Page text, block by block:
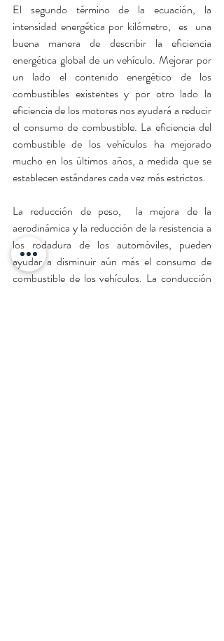
El segundo término de la ecuación, la
intensidad energética por kilómetro,  es  una
buena manera de describir la eficiencia
energética global de un vehículo. Mejorar por
un lado el contenido energético de los
combustibles existentes y por otro lado la
eficiencia de los motores nos ayudará a reducir
el consumo de combustible. La eficiencia del
combustible de los vehículos ha mejorado
mucho en los últimos años, a medida que se
establecen estándares cada vez más estrictos.
La reducción de peso,  la mejora de la
aerodinámica y la reducción de la resistencia a
los rodadura de los automóviles, pueden
ayudar a disminuir aún más el consumo de
combustible de los vehículos. La conducción